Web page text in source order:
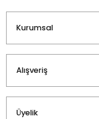
Kurumsal
Alışveriş
Üyelik